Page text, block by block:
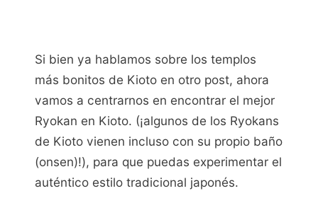
Si bien ya hablamos sobre los templos
más bonitos de Kioto en otro post, ahora
vamos a centrarnos en encontrar el mejor
Ryokan en Kioto. (¡algunos de los Ryokans
de Kioto vienen incluso con su propio baño
(onsen)!), para que puedas experimentar el
auténtico estilo tradicional japonés.